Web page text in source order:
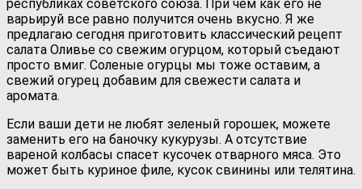
республиках советского союза. При чем как его не
варьируй все равно получится очень вкусно. Я же
предлагаю сегодня приготовить классический рецепт
салата Оливье со свежим огурцом, который съедают
просто вмиг. Соленые огурцы мы тоже оставим, а
свежий огурец добавим для свежести салата и
аромата.
Если ваши дети не любят зеленый горошек, можете
заменить его на баночку кукурузы. А отсутствие
вареной колбасы спасет кусочек отварного мяса. Это
может быть куриное филе, кусок свинины или телятина.